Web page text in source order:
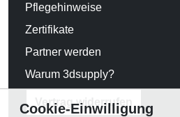
Pflegehinweise
Zertifikate
Partner werden
Warum 3dsupply?
Vertrag widerrufen
Cookie-Einwilligung